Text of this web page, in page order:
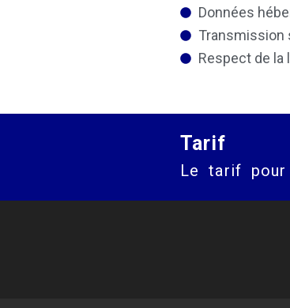
Données
Transmission
Respect de
Tarif
Le tarif